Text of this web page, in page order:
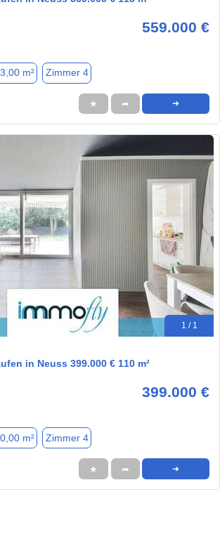
559.000 €
m² Zimmer 4
★ ➦ ➜
1 / 1
in Neuss 399.000 € 110 m²
399.000 €
m² Zimmer 4
★ ➦ ➜